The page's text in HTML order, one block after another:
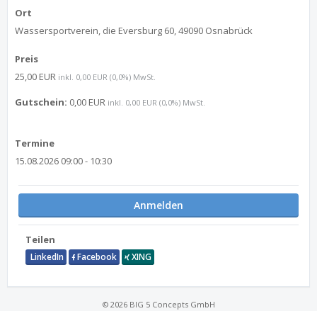
Ort
Wassersportverein, die Eversburg 60, 49090 Osnabrück
Preis
25,00 EUR inkl. 0,00 EUR (0,0%) MwSt.
Gutschein: 0,00 EUR inkl. 0,00 EUR (0,0%) MwSt.
Termine
15.08.2026 09:00 - 10:30
Anmelden
Teilen
LinkedIn Facebook XING
© 2026 BIG 5 Concepts GmbH